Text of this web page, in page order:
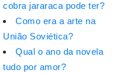
cobra jararaca pode ter?
Como era a arte na
União Soviética?
Qual o ano da novela
tudo por amor?